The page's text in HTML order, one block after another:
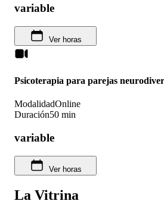
variable
Ver horas
Psicoterapia para parejas
ModalidadOnline
Duración50 min
variable
Ver horas
La Vitrina